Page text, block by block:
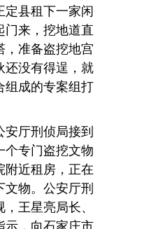
定县租下一家闲
门来，挖地道直
，准备盗挖地宫
还没有得逞，就
组成的专案组打
厅刑侦局接到
个专门盗挖文物
附近租房，正在
物。公安厅刑
王星亮局长、
示，向石家庄市